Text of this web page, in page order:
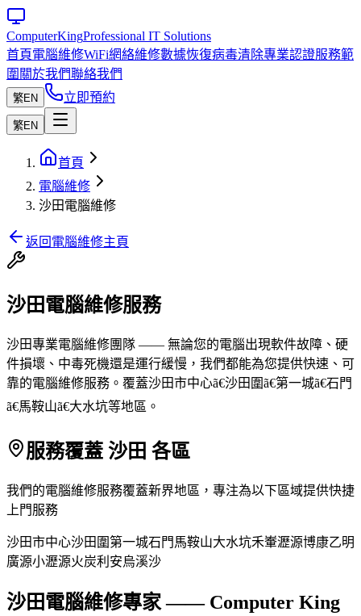
ComputerKingProfessional IT Solutions
首頁電腦維修WiFi網絡維修數據恢復病毒清除專業認證服務範
圍 關於我們聯絡我們
繁EN 立即預約
繁EN
首頁
電腦維修
沙田電腦維修
返回電腦維修主頁
沙田電腦維修服務
沙田專業電腦維修團隊 —— 無論您的電腦出現軟件故障、硬
件損壞、中毒死機還是運行緩慢，我們都能為您提供快速、可
靠的電腦維修服務。覆蓋沙田市中心ã€沙田圍ã€第一城ã€石門
ã€馬鞍山ã€大水坑等地區。
服務覆蓋 沙田 各區
我們的電腦維修服務覆蓋新界地區，專注為以下區域提供快捷
上門服務
沙田市中心沙田圍第一城石門 馬鞍山大水坑禾輋瀝源博康乙明
廣源小瀝源火炭利安烏溪沙
沙田電腦維修專家 —— Computer King